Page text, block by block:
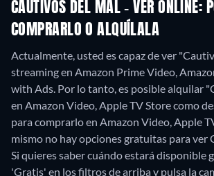
CAUTIVOS DEL MAL - VER ONLINE:
COMPRARLO O ALQUÍLALA
Actualmente, usted es capaz de ver
streaming en Amazon Prime Video,
with Ads. Por lo tanto, es posible alquilar
en Amazon Video, Apple TV Store como
para comprarlo en Amazon Video, Apple
mismo no hay opciones gratuitas para ver
Si quieres saber cuándo estará disponible
'Gratis' en los filtros de arriba y pulsa la